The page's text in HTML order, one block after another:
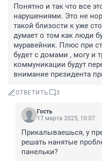
Понятно и так что все
нарушениями. Это не
такой близости к уже
думает о том как люди
муравейник. Плюс при
будет с домами , могу и
коммуникации будут
внимание президента
ОТВЕТИТЬ 3
Гость
17 марта 2025, 10:07
Прикалываешься, у
решать нанятые
панельки?